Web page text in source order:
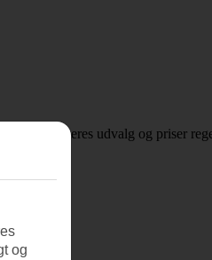
opdateres udvalg og priser
og